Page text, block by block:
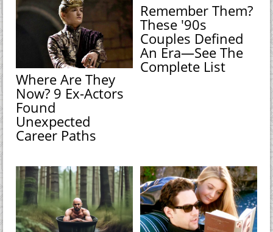
Where Are They
Now? 9 Ex-Actors
Found
Unexpected
Career Paths
Remember Them?
These '90s
Couples Defined
An Era—See The
Complete List